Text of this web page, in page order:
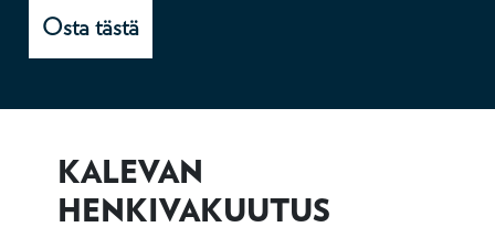
Osta tästä
KALEVAN
HENKIVAKUUTUS